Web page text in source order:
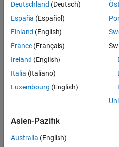
können
die
Suchkriterien
weiter
fassen
oder
alle
Stellenangebote
anzeigen .
noch
keine
Deutschland (Deutsch)
España (Español)
Finland (English)
France (Français)
Ireland (English)
Italia (Italiano)
Luxembourg (English)
Asien-Pazifik
Australia (English)